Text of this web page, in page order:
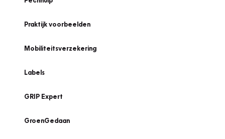
Praktijk voorbeelden
Mobiliteitsverzekering
Labels
GRIP Expert
GroenGedaan